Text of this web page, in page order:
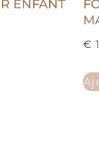
ENFANT
€